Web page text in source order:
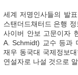
세계 저명인사들의 발
스탠더드채터드 은행
사이버 안보 고문이자
A. Schmidt) 교수 등과
재우 동국대 국제정보
연설자로 나설 것으로